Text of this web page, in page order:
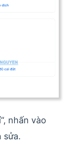
“, nhấn vào
sửa.